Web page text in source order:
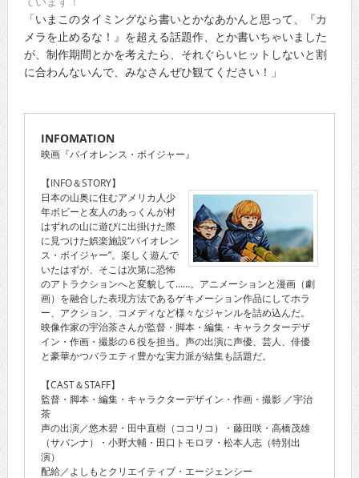
「いまこのタイミングなら書いとかなあかんと思って、『カ
メラを止めるな！』を超える話題作、とか書いちゃいました
が、制作期間とかを考えたら、それぐらいヒットしないと割
に合わんないんで、みなさんぜひ観てください！」
INFOMATION
映画『バイオレンス・ボイジャー』
【INFO＆STORY】
日本の山奥に住むアメリカ人少
年ボビーと友人のあっくんが村
はずれの山に遊びに出掛けた際
に見つけた娯楽施設“バイオレン
ス・ボイジャー”。楽しく遊んで
いたはずが、そこは次第に恐怖
のアトラクションへと変貌して……。アニメーションと漫画（劇
画）を融合した表現方法であるゲキメーション作品にしてホラ
ー、アクション、コメディなど様々なジャンルを詰め込んだ。
映像作家の宇治茶さんが監督・脚本・編集・キャラクターデザ
イン・作画・撮影の６役を担当。声の出演に声優、芸人、俳優
と豪華かつバラエティ豊かな実力派が結集も話題だ。
【CAST＆STAFF】
監督・脚本・編集・キャラクターデザイン・作画・撮影 ／宇治
茶
声の出演／悠木碧・田中直樹（ココリコ）・藤田咲・高橋茂雄
（サバンナ）・小野大輔・田口トモロヲ・松本人志（特別出
演）
配給／よしもとクリエイティブ・エージェンシー